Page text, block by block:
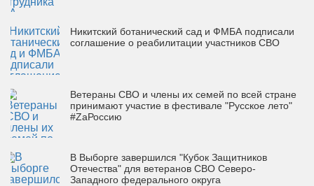
Никитский ботанический сад и ФМБА подписали
соглашение о реабилитации участников СВО
Ветераны СВО и члены их семей по всей стране
принимают участие в фестивале "Русское лето"
#ZaРоссию
В Выборге завершился "Кубок Защитников
Отечества" для ветеранов СВО Северо-
Западного федерального округа